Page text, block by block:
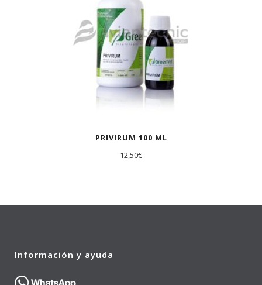
PRIVIRUM 100 ML
12,50€
Información y ayuda